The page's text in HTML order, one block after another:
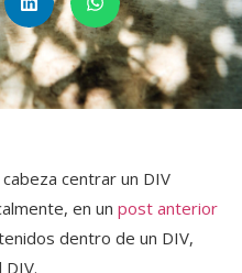
centrar un DIV
en un post anterior
dentro de un DIV,